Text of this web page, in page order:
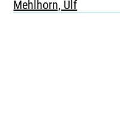
Mehlhorn, Ulf